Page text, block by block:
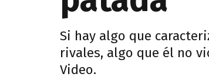
Si hay algo que
rivales, algo que él no
Video.